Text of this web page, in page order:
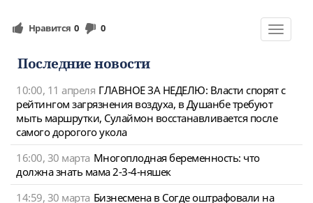
Toggle
Нравится 0 0
Последние новости
10:00, 11 апреля ГЛАВНОЕ ЗА НЕДЕЛЮ: Власти спорят с
рейтингом загрязнения воздуха, в Душанбе требуют
мыть маршрутки, Сулаймон восстанавливается после
самого дорогого укола
16:00, 30 марта Многоплодная беременность: что
должна знать мама 2-3-4-няшек
14:59, 30 марта Бизнесмена в Согде оштрафовали на